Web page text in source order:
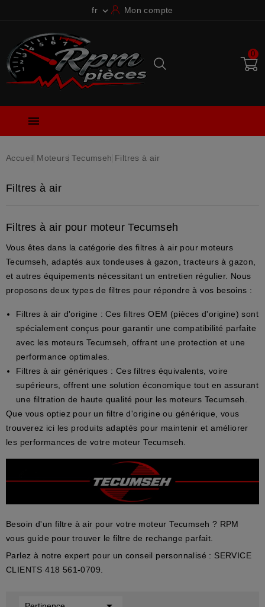
fr  Mon compte
0

Accueil Moteurs Tecumseh Filtres à air
Filtres à air
Filtres à air pour moteur Tecumseh
Vous êtes dans la catégorie des filtres à air pour moteurs
Tecumseh, adaptés aux tondeuses à gazon, tracteurs à gazon,
et autres équipements nécessitant un entretien régulier. Nous
proposons deux types de filtres pour répondre à vos besoins :
Filtres à air d'origine : Ces filtres OEM (pièces d'origine) sont
spécialement conçus pour garantir une compatibilité parfaite
avec les moteurs Tecumseh, offrant une protection et une
performance optimales.
Filtres à air génériques : Ces filtres équivalents, voire
supérieurs, offrent une solution économique tout en assurant
une filtration de haute qualité pour les moteurs Tecumseh.
Que vous optiez pour un filtre d'origine ou générique, vous
trouverez ici les produits adaptés pour maintenir et améliorer
les performances de votre moteur Tecumseh.
Besoin d'un filtre à air pour votre moteur Tecumseh ? RPM
vous guide pour trouver le filtre de rechange parfait.
Parlez à notre expert pour un conseil personnalisé : SERVICE
CLIENTS 418 561-0709